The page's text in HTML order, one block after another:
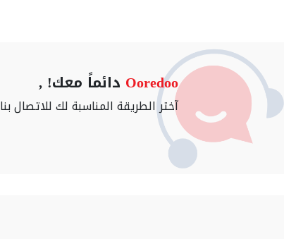
Ooredoo دائماً معك! ,
آختر الطريقة المناسبة لك للاتصال بنا